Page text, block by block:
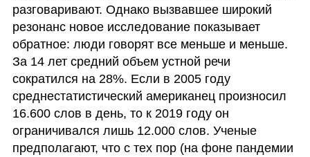
разговаривают. Однако вызвавшее широкий
резонанс новое исследование показывает
обратное: люди говорят все меньше и меньше.
За 14 лет средний объем устной речи
сократился на 28%. Если в 2005 году
среднестатистический американец произносил
16.600 слов в день, то к 2019 году он
ограничивался лишь 12.000 слов. Ученые
предполагают, что с тех пор (на фоне пандемии